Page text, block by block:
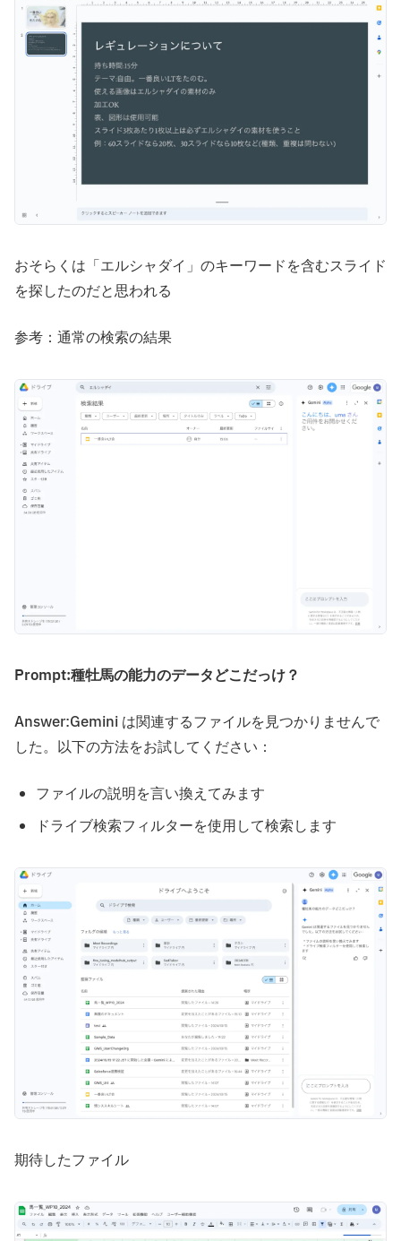
おそらくは「エルシャダイ」のキーワードを含むスライド
を探したのだと思われる
参考：通常の検索の結果
Prompt:種牡馬の能力のデータどこだっけ？
Answer:Gemini は関連するファイルを見つかりませんで
した。以下の方法をお試してください：
ファイルの説明を言い換えてみます
ドライブ検索フィルターを使用して検索します
期待したファイル